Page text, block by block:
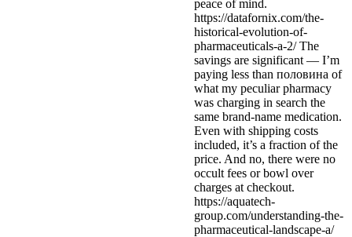
peace of mind.
https://datafornix.com/the-
historical-evolution-of-
pharmaceuticals-a-2/ The
savings are significant — I’m
paying less than половина of
what my peculiar pharmacy
was charging in search the
same brand-name medication.
Even with shipping costs
included, it’s a fraction of the
price. And no, there were no
occult fees or bowl over
charges at checkout.
https://aquatech-
group.com/understanding-the-
pharmaceutical-landscape-a/